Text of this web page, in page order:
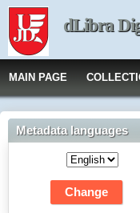
dLibra
MAIN PAGE
Metadata languages